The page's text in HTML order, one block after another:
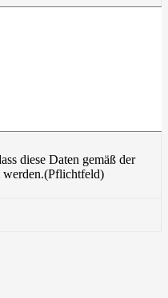
diese Daten gemäß der
werden.(Pflichtfeld)